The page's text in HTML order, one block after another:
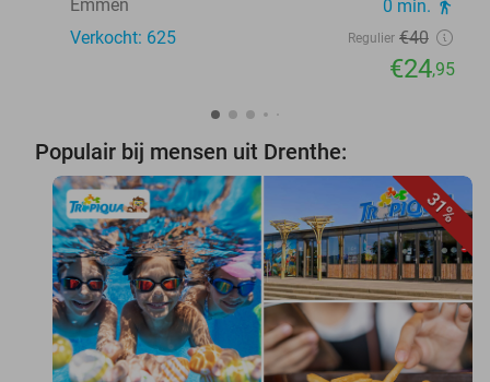
Emmen 0 min. directions_walk
Verkocht: 625 Regulier €40
€24,95
Populair bij mensen uit Drenthe:
31%